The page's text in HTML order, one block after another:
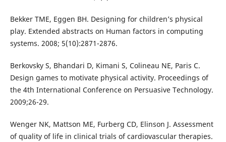
Bekker TME, Eggen BH. Designing for children’s physical
play. Extended abstracts on Human factors in computing
systems. 2008; 5(10):2871-2876.
Berkovsky S, Bhandari D, Kimani S, Colineau NE, Paris C.
Design games to motivate physical activity. Proceedings of
the 4th International Conference on Persuasive Technology.
2009;26-29.
Wenger NK, Mattson ME, Furberg CD, Elinson J. Assessment
of quality of life in clinical trials of cardiovascular therapies.